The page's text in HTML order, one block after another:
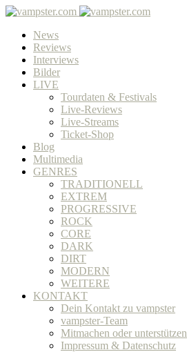
News
Reviews
Interviews
Bilder
LIVE
Tourdaten & Festivals
Live-Reviews
Live-Streams
Ticket-Shop
Blog
Multimedia
GENRES
TRADITIONELL
EXTREM
PROGRESSIVE
ROCK
CORE
DARK
DIRT
MODERN
WEITERE
KONTAKT
Dein Kontakt zu vampster
vampster-Team
Mitmachen oder unterstützen
Impressum & Datenschutz